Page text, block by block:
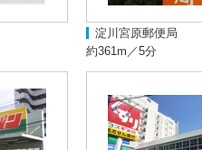
淀川宮原郵便局
約361m／5分